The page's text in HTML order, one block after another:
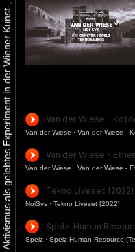
Van der Wiese · Van der Wiese -
Van der Wiese · Van der Wiese -
NoiSys · Tekno Liveset [2022]
Spelz · Spelz-Human Resource